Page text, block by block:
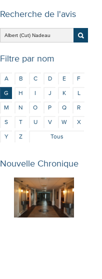
Recherche de l'avis
Filtre par nom
A B C D E
F
G
H I J K
L
M
N O P Q
R
S
T U V W
X
Y
Z Tous
Nouvelle Chronique